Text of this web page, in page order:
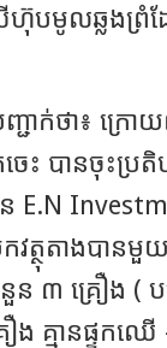
មូលឆ្លងព្រំដ
បញ្ជាក់ថា៖ ក្
រចេះ បានចុះ
E.N
ត្ថុតាងបានមួ
គ្រឿង ( បច្ចុ
ឿង គ្មានផ្ទុក